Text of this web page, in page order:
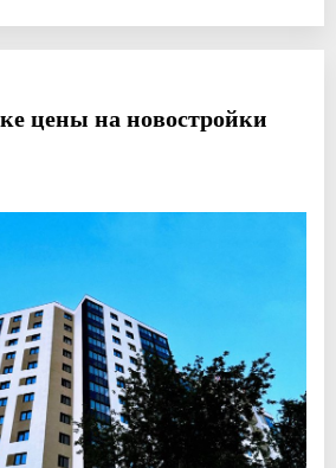
цены на новостройки